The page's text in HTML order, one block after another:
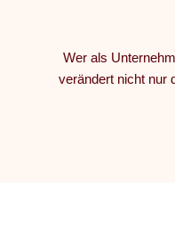
Wer als
verändert nicht nur